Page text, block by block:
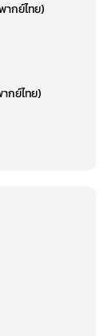
ากย์ไทย)
กย์ไทย)